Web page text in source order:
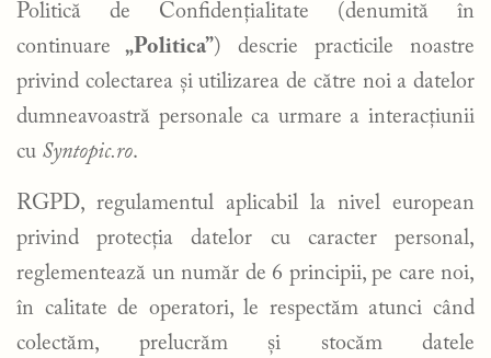
Politică de Confidențialitate (denumită în
continuare „Politica”) descrie practicile noastre
privind colectarea și utilizarea de către noi a datelor
dumneavoastră personale ca urmare a interacțiunii
cu Syntopic.ro.
RGPD, regulamentul aplicabil la nivel european
privind protecția datelor cu caracter personal,
reglementează un număr de 6 principii, pe care noi,
în calitate de operatori, le respectăm atunci când
colectăm, prelucrăm și stocăm datele